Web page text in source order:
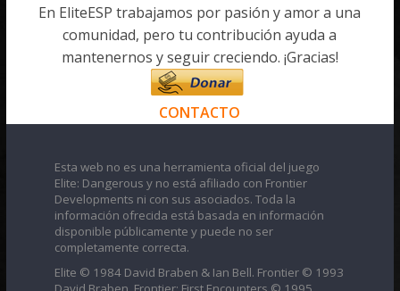
En EliteESP trabajamos por pasión y amor a una
comunidad, pero tu contribución ayuda a
mantenernos y seguir creciendo. ¡Gracias!
CONTACTO
Esta web no es una herramienta oficial del juego
Elite: Dangerous y no está afiliado con Frontier
Developments ni con sus asociados. Toda la
información ofrecida está basada en información
disponible públicamente y puede no ser
completamente correcta.
Elite © 1984 David Braben & Ian Bell. Frontier © 1993
David Braben, Frontier: First Encounters © 1995